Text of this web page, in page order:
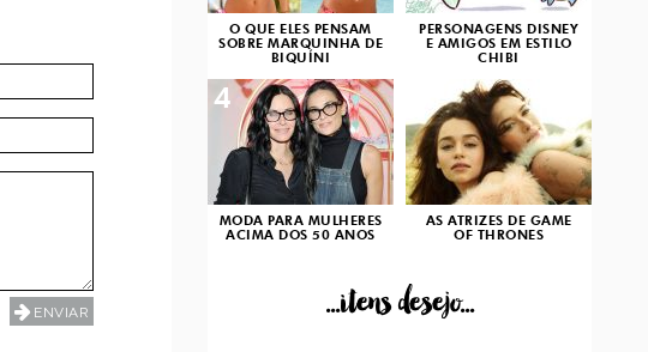
O QUE ELES PENSAM
SOBRE MARQUINHA DE
BIQUÍNI
PERSONAGENS DISNEY
E AMIGOS EM ESTILO
CHIBI
MODA PARA MULHERES
ACIMA DOS 50 ANOS
4
AS ATRIZES DE GAME
OF THRONES
...itens desejo...